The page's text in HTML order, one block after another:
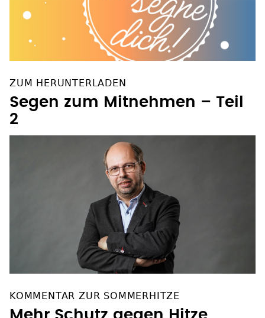
ZUM HERUNTERLADEN
Segen zum Mitnehmen – Teil
2
KOMMENTAR ZUR SOMMERHITZE